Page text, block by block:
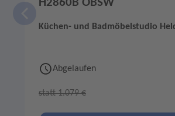
H2860B OBSW
Küchen- und Badmöbelstudio
Abgelaufen
statt 1.079 €